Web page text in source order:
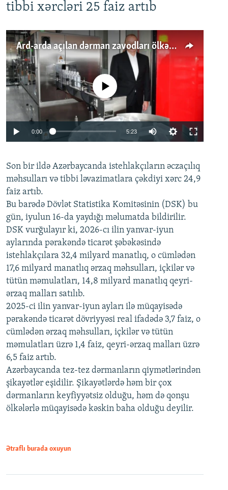
tibbi xərcləri 25 faiz artıb
Ard-arda açılan dərman zavodları ölkənin tələbatını ödəyirmi?
Auto 240p 360p 480p
720p 1080p
No media source currently available
0:00 5:23
360p
480p
720p
1080p
Son bir ildə Azərbaycanda istehlakçıların əczaçılıq
məhsulları və tibbi ləvazimatlara çəkdiyi xərc 24,9
faiz artıb.
Bu barədə Dövlət Statistika Komitəsinin (DSK) bu
gün, iyulun 16-da yaydığı məlumatda bildirilir.
DSK vurğulayır ki, 2026-cı ilin yanvar-iyun
aylarında pərakəndə ticarət şəbəkəsində
istehlakçılara 32,4 milyard manatlıq, o cümlədən
17,6 milyard manatlıq ərzaq məhsulları, içkilər və
tütün məmulatları, 14,8 milyard manatlıq qeyri-
ərzaq malları satılıb.
2025-ci ilin yanvar-iyun ayları ilə müqayisədə
pərakəndə ticarət dövriyyəsi real ifadədə 3,7 faiz, o
cümlədən ərzaq məhsulları, içkilər və tütün
məmulatları üzrə 1,4 faiz, qeyri-ərzaq malları üzrə
6,5 faiz artıb.
Azərbaycanda tez-tez dərmanların qiymətlərindən
şikayətlər eşidilir. Şikayətlərdə həm bir çox
dərmanların keyfiyyətsiz olduğu, həm də qonşu
ölkələrlə müqayisədə kəskin baha olduğu deyilir.
Ətraflı burada oxuyun